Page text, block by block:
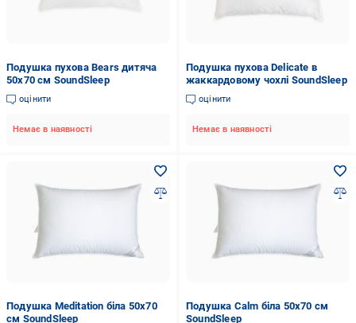
Подушка пухова Bears дитяча
50х70 см SoundSleep
оцінити
Немає в наявності
Подушка пухова Delicate в
жаккардовому чохлі SoundSleep
оцінити
Немає в наявності
Подушка Meditation біла 50х70
см SoundSleep
Подушка Calm біла 50х70 см
SoundSleep